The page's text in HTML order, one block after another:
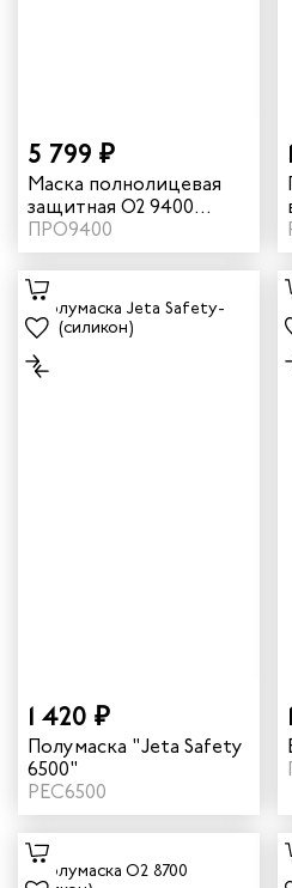
5 799 ₽
Маска полнолицевая
защитная О2 9400
облегченная
ПРО9400
1 420 ₽
Полумаска "Jeta Safety
6500"
РЕС6500